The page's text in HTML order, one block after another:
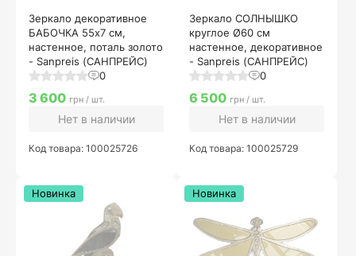
Зеркало декоративное
БАБОЧКА 55х7 см,
настенное, поталь золото
- Sanpreis (САНПРЕЙС)
0
3 600 грн / шт.
Нет в наличии
Код товара: 100025726
Зеркало СОЛНЫШКО
круглое Ø60 см
настенное, декоративное
- Sanpreis (САНПРЕЙС)
0
6 500 грн / шт.
Нет в наличии
Код товара: 100025729
Новинка Новинка